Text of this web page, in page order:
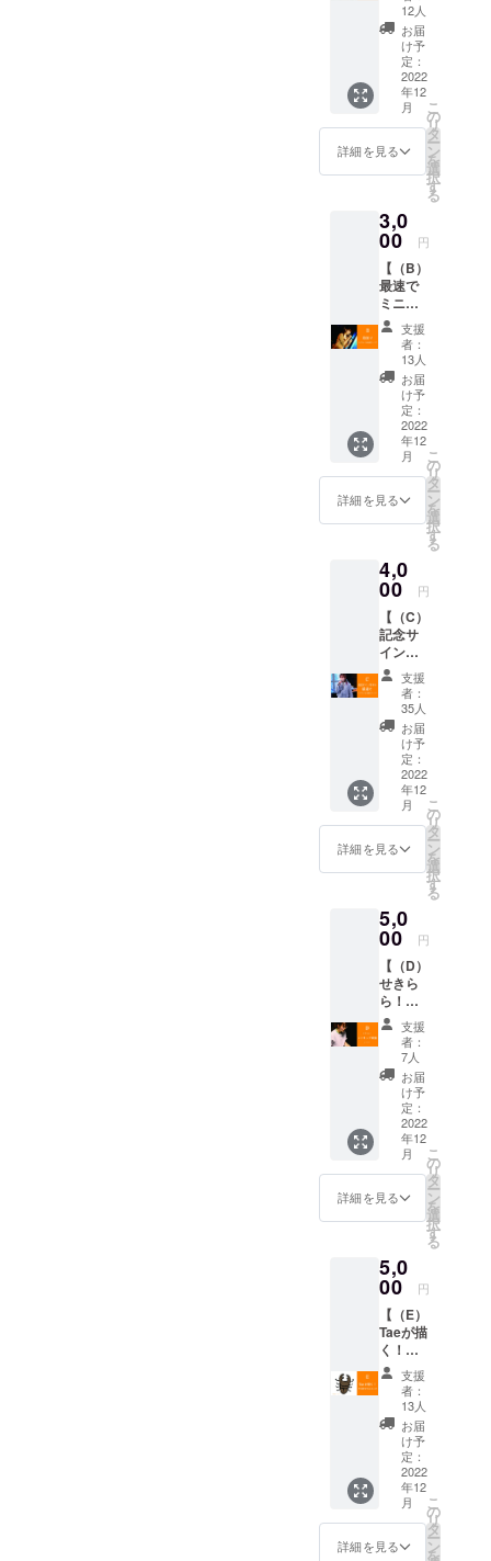
いただ
き、応
援をし
たいと
思って
くだ
さった
方の
エール
コース
になり
ただた
だ応援
して頂
くもの
になり
ます。
ぜひ応
援よろ
しくお
願いい
たしま
す！！
▼リ
ターン
内容 ・
Taeから
の御礼
・Taeか
礼の
メッ
セージ
動画の
送付 ※
こちら
にはミ
ニアル
バムは
付きま
せんの
でご注
意くだ
さい。
※御礼
メッ
セージ
送り致
しま
す。
（デー
タ形
式：
mp4）
12人
お届
け予
定：
2022
年12
月
詳細を見る
こ
の
リ
タ
ー
ン
を
選
択
す
る
3,0
00 円
【（B）
最速で
ミニア
ルバム
お届け
コー
ス！】
本制作
中のミ
ニアル
バムを
リリー
ス日よ
りも前
に 最速
でお送
しま
す！ ▼
リター
ン内容
・Taeか
らの御
礼メー
ル ・ミ
ニアル
バムの
送付 ※
梱包費
用＆送
料込
み。 ※
アルバ
ムは一
（税
込）で
す。 ※
他の商
品もご
購入い
ただい
ている
場合
は、同
封でお
送りさ
せてい
ただき
ます。
支援
者：
13人
お届
け予
定：
2022
年12
月
詳細を見る
こ
の
リ
タ
ー
ン
を
選
択
す
る
4,0
00 円
【（C）
記念サ
イン付
き☆最
速でミ
ニアル
バムお
届け
コー
ス！】
¥4,000
特別記
念サイ
ン付き
で！ 本
制作中
アルバ
ムをリ
リース
日より
も前に
最速で
お送り
いたし
ます！
▼リ
ターン
内容 ・
Taeから
の御礼
メール
・サイ
ン付き
【お願
い】 ・
サイン
に書い
てほし
い宛名
を備考
欄に記
載くだ
さい。
（文字
数10文
字程
度） ※
公序良
俗に反
するな
支援
者：
35人
お届
け予
定：
2022
年12
月
詳細を見る
こ
の
リ
タ
ー
ン
を
選
択
す
る
5,0
00 円
【（D）
せきら
ら！メ
イキン
グ映像
コー
ス！】
制作過
程のメ
イキン
グ映像
をデー
タでお
送りい
たしま
す。 新
チャレ
ンジに
ありの
ままで
立ち向
かう様
子、 制
作の裏
側、ぜ
ひご覧
いただ
けまし
たら幸
いで
す。 ▼
リター
ン内容
支援
者：
7人
お届
け予
定：
2022
年12
月
詳細を見る
こ
の
リ
タ
ー
ン
を
選
択
す
る
5,0
00 円
【（E）
Taeが描
く！ク
ワガタ
イラス
トコー
ス！】
Taeがク
ワガタ
の絵を
描いて
お送り
いたし
ます！
支援
者：
13人
お届
け予
定：
2022
年12
月
詳細を見る
こ
の
リ
タ
ー
ン
を